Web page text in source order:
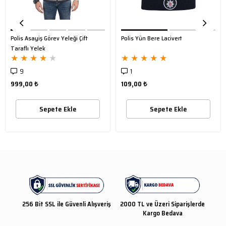
bir şekilde karşılamak için üretilmiştir.
Polis Asayiş Görev Yeleği Çift
Taraflı Yelek
★ ★ ★ ★ ★
9
999,00 ₺
Sepete Ekle
Polis Yün Bere Lacivert
★ ★ ★ ★ ★
1
109,00 ₺
Sepete Ekle
256 Bit SSL ile Güvenli Alışveriş
2000 TL ve Üzeri Siparişlerde
Kargo Bedava